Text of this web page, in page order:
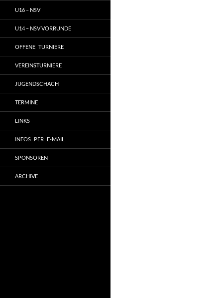
U16 – NSV
U14 – NSV VORRUNDE
OFFENE TURNIERE
VEREINSTURNIERE
JUGENDSCHACH
TERMINE
LINKS
INFOS PER E-MAIL
SPONSOREN
ARCHIVE